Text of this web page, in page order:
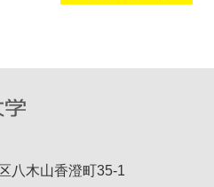
八木山香澄町35-1